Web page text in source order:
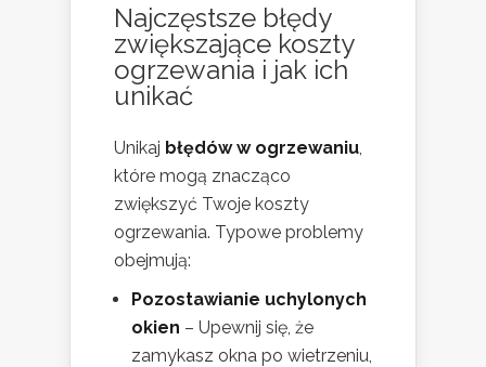
Najczęstsze błędy
zwiększające koszty
ogrzewania i jak ich
unikać
Unikaj błędów w ogrzewaniu,
które mogą znacząco
zwiększyć Twoje koszty
ogrzewania. Typowe problemy
obejmują:
Pozostawianie uchylonych
okien – Upewnij się, że
zamykasz okna po wietrzeniu,